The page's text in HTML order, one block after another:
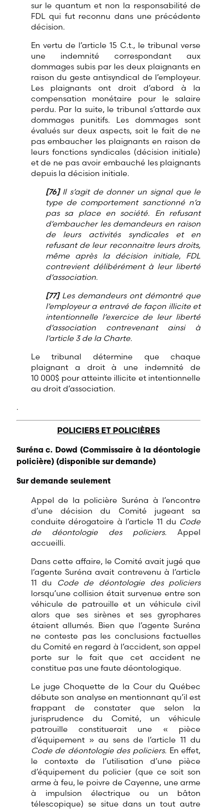
sur le quantum et non la responsabilité de
FDL qui fut reconnu dans une précédente
décision.
En vertu de l’article 15 C.t., le tribunal verse
une indemnité correspondant aux
dommages subis par les deux plaignants en
raison du geste antisyndical de l’employeur.
Les plaignants ont droit d’abord à la
compensation monétaire pour le salaire
perdu. Par la suite, le tribunal s’attarde aux
dommages punitifs. Les dommages sont
évalués sur deux aspects, soit le fait de ne
pas embaucher les plaignants en raison de
leurs fonctions syndicales (décision initiale)
et de ne pas avoir embauché les plaignants
depuis la décision initiale.
[76]Il s’agit de donner un signal que le
type de comportement sanctionné n’a
pas sa place en société. En refusant
d’embaucher les demandeurs en raison
de leurs activités syndicales et en
refusant de leur reconnaitre leurs droits,
même après la décision initiale, FDL
contrevient délibérément à leur liberté
d’association.
[77]Les demandeurs ont démontré que
l’employeur a entravé de façon illicite et
intentionnelle l’exercice de leur liberté
d’association contrevenant ainsi à
l’article 3 de la Charte.
Le tribunal détermine que chaque
plaignant a droit à une indemnité de
10 000$ pour atteinte illicite et intentionnelle
au droit d’association.
.
POLICIERS ET POLICIÈRES
Suréna c. Dowd (Commissaire à la déontologie
policière) (disponible sur demande)
Sur demande seulement
Appel de la policière Suréna à l’encontre
d’une décision du Comité jugeant sa
conduite dérogatoire à l’article 11 du Code
de déontologie des policiers.Appel
accueilli.
Dans cette affaire, le Comité avait jugé que
l’agente Suréna avait contrevenu à l’article
11 du
Code de déontologie des policiers
lorsqu’une collision était survenue entre son
véhicule de patrouille et un véhicule civil
alors que ses sirènes et ses gyrophares
étaient allumés. Bien que l’agente Suréna
ne conteste pas les conclusions factuelles
du Comité en regard à l’accident, son appel
porte sur le fait que cet accident ne
constitue pas une faute déontologique.
Le juge Choquette de la Cour du Québec
débute son analyse en mentionnant qu’il est
frappant de constater que selon la
jurisprudence du Comité, un véhicule
patrouille constituerait une « pièce
d’équipement » au sens de l’article 11 du
Code de déontologie des policiers. En effet,
le contexte de l’utilisation d’une pièce
d’équipement du policier (que ce soit son
arme à feu, le poivre de Cayenne, une arme
à impulsion électrique ou un bâton
télescopique) se situe dans un tout autre